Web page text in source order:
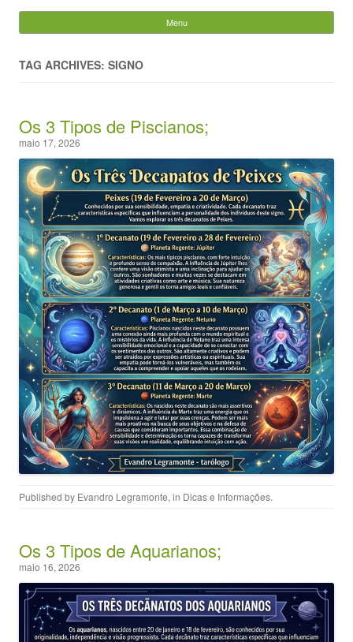
Evandro Legramonte
Menu
TAG ARCHIVES: SIGNO
Os 3 Tipos de Piscianos;
maio 17, 2026
Published by Evandro Legramonte, in Dicas e Informações.
Os 3 Tipos de Aquarianos;
maio 16, 2026